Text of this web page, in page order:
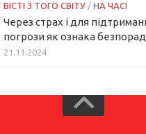
ВІСТІ З ТОГО СВІТУ / НА ЧАСІ
Через страх і для
погрози як ознака
21.11.2024